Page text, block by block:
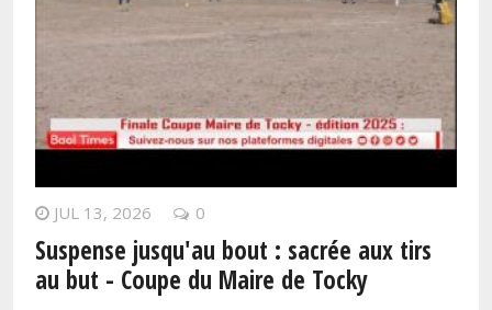
JUL 13, 2026 0
Suspense jusqu'au bout : sacrée aux tirs
au but - Coupe du Maire de Tocky